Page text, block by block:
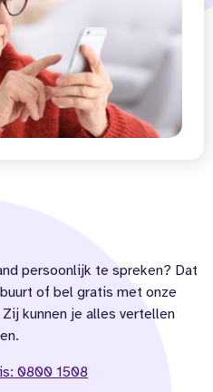
persoonlijk te spreken? Dat
of bel gratis met onze
kunnen je alles vertellen
0800 1508